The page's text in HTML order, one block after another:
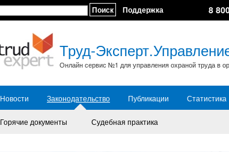
Поиск Поддержка 8
Труд-
Онлайн сервис №1 для управления охраной труда в
Новости Законодательство Публикации Статистика
Горячие документы
Судебная практика